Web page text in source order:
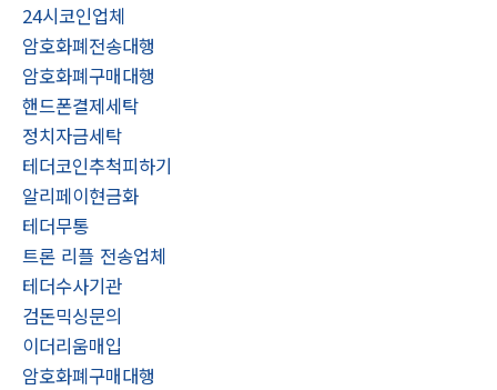
24시코인업체
암호화폐전송대행
암호화폐구매대행
핸드폰결제세탁
정치자금세탁
테더코인추척피하기
알리페이현금화
테더무통
트론 리플 전송업체
테더수사기관
검돈믹싱문의
이더리움매입
암호화폐구매대행